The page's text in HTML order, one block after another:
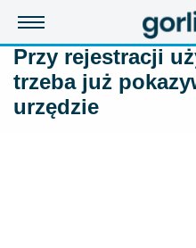
​Przy rejestracji
trzeba już
urzędzie